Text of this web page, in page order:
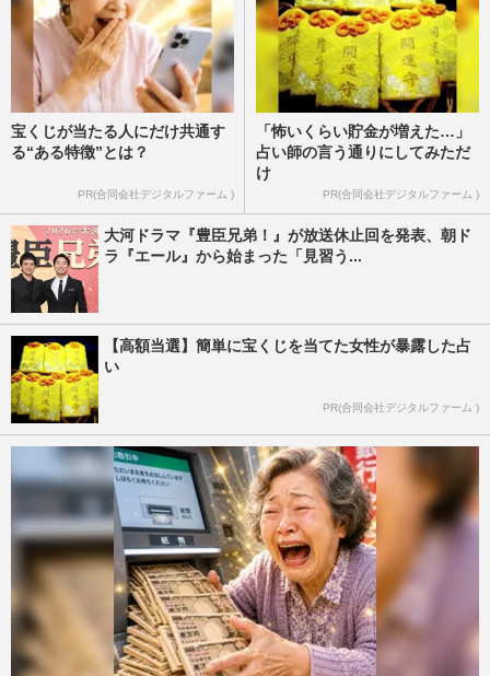
宝くじが当たる人にだけ共通す
る“ある特徴”とは？
PR(合同会社デジタルファーム )
「怖いくらい貯金が増えた…」
占い師の言う通りにしてみただ
け
PR(合同会社デジタルファーム )
大河ドラマ『豊臣兄弟！』が放送休止回を発表、朝ド
ラ『エール』から始まった「見習う...
【高額当選】簡単に宝くじを当てた女性が暴露した占
い
PR(合同会社デジタルファーム )